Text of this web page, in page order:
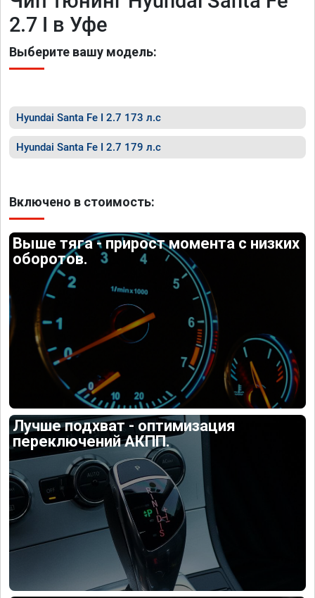
2.7 I в Уфе
Выберите вашу модель:
Hyundai Santa Fe I 2.7 173 л.с
Hyundai Santa Fe I 2.7 179 л.с
Включено в стоимость:
Выше тяга - прирост момента с низких
оборотов.
Лучше подхват - оптимизация
переключений АКПП.